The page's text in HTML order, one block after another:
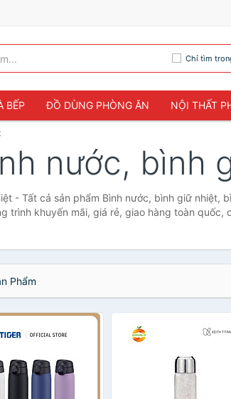
Chỉ tìm
BẾP ĐỒ DÙNG PHÒNG ĂN NỘI THẤT
nước, bình
- Tất cả sản phẩm Bình nước, bình giữ nhiệt,
trình khuyến mãi, giá rẻ, giao hàng toàn quốc,
Phẩm